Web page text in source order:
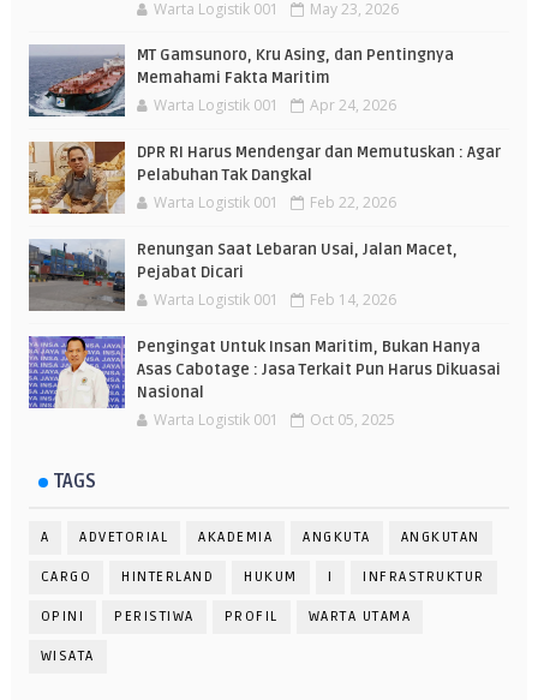
Warta Logistik 001 May 23, 2026
MT Gamsunoro, Kru Asing, dan Pentingnya
Memahami Fakta Maritim
Warta Logistik 001 Apr 24, 2026
DPR RI Harus Mendengar dan Memutuskan : Agar
Pelabuhan Tak Dangkal
Warta Logistik 001 Feb 22, 2026
Renungan Saat Lebaran Usai, Jalan Macet,
Pejabat Dicari
Warta Logistik 001 Feb 14, 2026
Pengingat Untuk Insan Maritim, Bukan Hanya
Asas Cabotage : Jasa Terkait Pun Harus Dikuasai
Nasional
Warta Logistik 001 Oct 05, 2025
TAGS
A ADVETORIAL AKADEMIA ANGKUTA ANGKUTAN
CARGO HINTERLAND HUKUM I INFRASTRUKTUR
OPINI PERISTIWA PROFIL WARTA UTAMA
WISATA